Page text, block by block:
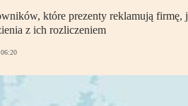
które prezenty reklamują
z ich rozliczeniem